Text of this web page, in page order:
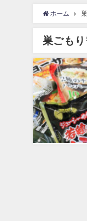
ホーム
巣ごも